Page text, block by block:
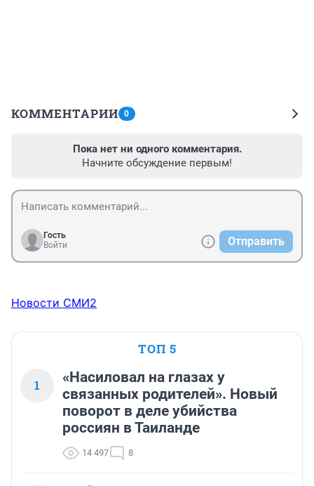
КОММЕНТАРИИ 0
Пока нет ни одного комментария.
Начните обсуждение первым!
Гость
Войти
Отправить
Новости СМИ2
ТОП 5
1
«Насиловал на глазах у
связанных родителей». Новый
поворот в деле убийства
россиян в Таиланде
14 497 8